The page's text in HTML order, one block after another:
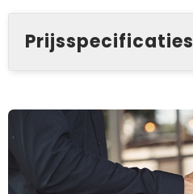
Prijsspecificaties